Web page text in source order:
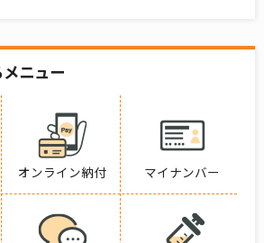
ニュー
オンライン納付 マイナンバー